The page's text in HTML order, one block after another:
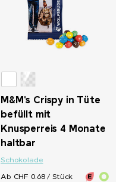
M&M's Crispy in Tüte
befüllt mit
Knusperreis 4 Monate
haltbar
Schokolade
Ab CHF 0.68 / Stück